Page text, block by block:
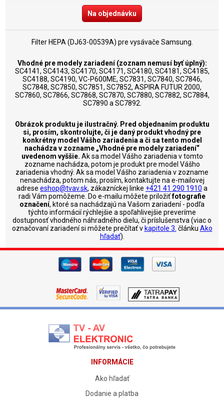
Na objednávku
Filter HEPA (DJ63-00539A) pre vysávače Samsung.
Vhodné pre modely zariadení (zoznam nemusí byť úplný):
SC4141, SC4143, SC4170, SC4171, SC4180, SC4181, SC4185,
SC4188, SC4190, VC-P600ME, SC7831, SC7840, SC7846,
SC7848, SC7850, SC7851, SC7852, ASPIRA FUTUR 2000,
SC7860, SC7866, SC7868, SC7870, SC7880, SC7882, SC7884,
SC7890 a SC7892.
Obrázok produktu je ilustračný. Pred objednaním produktu
si, prosím, skontrolujte, či je daný produkt vhodný pre
konkrétny model Vášho zariadenia a či sa tento model
nachádza v zozname „Vhodné pre modely zariadení“
uvedenom vyššie. Ak sa model Vášho zariadenia v tomto
zozname nachádza, potom je produkt pre model Vášho
zariadenia vhodný. Ak sa model Vášho zariadenia v zozname
nenachádza, potom nás, prosím, kontaktujte na e-mailovej
adrese eshop@tvav.sk, zákazníckej linke +421 41 290 1910 a
radi Vám pomôžeme. Do e-mailu môžete priložiťfotografie
označení, ktoré sa nachádzajú na Vašom zariadení - podľa
týchto informácií rýchlejšie a spoľahlivejšie preveríme
dostupnosť vhodného náhradného dielu, či príslušenstva (viac o
označovaní zariadení si môžete prečítať v kapitole 3. článku Ako
hľadať).
INFORMÁCIE
Ako hľadať
Dodanie a platba